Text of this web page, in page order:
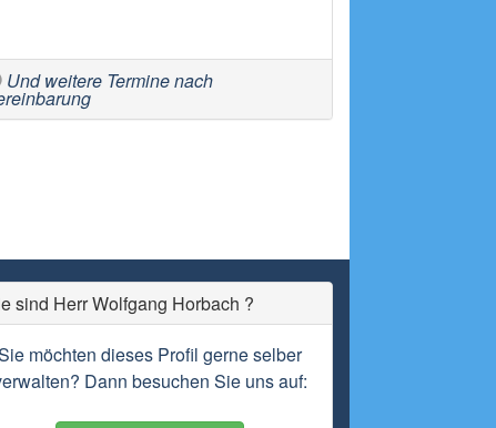
Und weitere Termine nach
sind Herr Wolfgang Horbach ?
möchten dieses Profil gerne selber
Dann besuchen Sie uns auf: